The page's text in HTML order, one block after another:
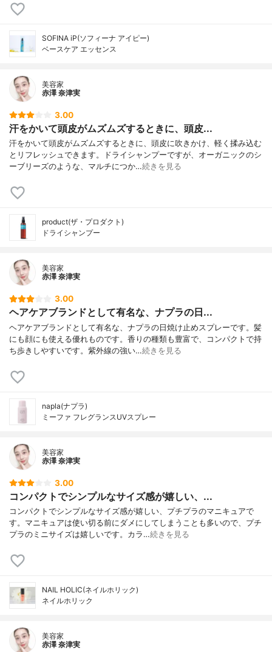
SOFINA iP(ソフィーナ アイピー)
ベースケア エッセンス
美容家
赤澤 奈津実
3.00
汗をかいて頭皮がムズムズするときに、頭皮...
汗をかいて頭皮がムズムズするときに、頭皮に吹きかけ、軽く揉み込む
とリフレッシュできます。ドライシャンプーですが、オーガニックのシ
ーブリーズのような、マルチにつか…続きを見る
product(ザ・プロダクト)
ドライシャンプー
美容家
赤澤 奈津実
3.00
ヘアケアブランドとして有名な、ナプラの日...
ヘアケアブランドとして有名な、ナプラの日焼け止めスプレーです。髪
にも顔にも使える優れものです。香りの種類も豊富で、コンパクトで持
ち歩きしやすいです。紫外線の強い…続きを見る
napla(ナプラ)
ミーファ フレグランスUVスプレー
美容家
赤澤 奈津実
3.00
コンパクトでシンプルなサイズ感が嬉しい、...
コンパクトでシンプルなサイズ感が嬉しい、プチプラのマニキュアで
す。マニキュアは使い切る前にダメにしてしまうことも多いので、プチ
プラのミニサイズは嬉しいです。カラ…続きを見る
NAIL HOLIC(ネイルホリック)
ネイルホリック
美容家
赤澤 奈津実